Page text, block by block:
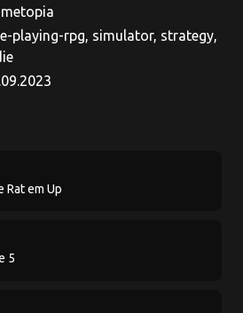
playing-rpg, simulator, strategy,
Rat em Up
5